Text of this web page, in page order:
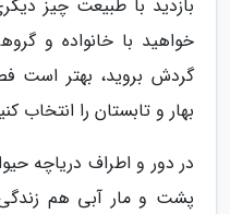
بازدید با طبیعت چیز
خواهید با خانواده و
گردش بروید، بهتر است
بهار و تابستان را انتخاب
در دور و اطراف دریاچه
پشت و مار آبی هم